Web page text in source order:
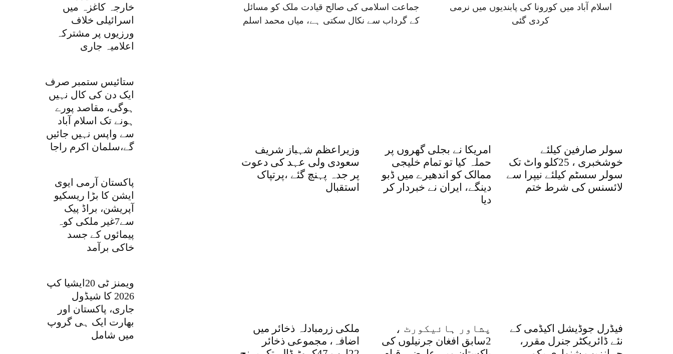
خارجہ کاغزہ میں
اسرائیلی خلاف
ورزیوں پر مشترکہ
اعلامیہ جاری
ستائیس ستمبر صرف
ایک دن کی کال نہیں
ہوگی، مقاصد پورے
ہونے تک اسلام آباد
سے واپس نہیں جائیں
گے،سلمان اکرم راجا
پاکستان آرمی ایوی
ایشن کا بڑا ریسکیو
آپریشن، براڈ پیک
سے7غیر ملکی کوہ
پیمائوں کے جسد
خاکی برآمد
ویمنز ٹی 20ایشیا کپ
2026 کا شیڈول
جاری، پاکستان اور
بھارت ایک ہی گروپ
میں شامل
جماعت اسلامی کی صالح قیادت ملک کو مسائل
کے گرداب سے نکال سکتی ہے، میاں محمد اسلم
اسلام آباد میں کورونا کی پابندیوں میں نرمی
کردی گئی
وزیراعظم شہباز شریف
سعودی ولی عہد کی دعوت
پر جدہ پہنچ گئے ،پرتپاک
استقبال
امریکا نے بجلی گھروں پر
حملہ کیا تو تمام خلیجی
ممالک کو اندھیرے میں ڈبو
دینگے، ایران نے خبردار کر
دیا
سولر صارفین کیلئے
خوشخبری ، 25کلو واٹ تک
سولر سسٹم کیلئے نیپرا سے
لائسنس کی شرط ختم
ملکی زرمبادلہ ذخائر میں
اضافہ، مجموعی ذخائر
پشاور ہائیکورٹ ،
2سابق افغان جرنیلوں کی
فیڈرل جوڈیشل اکیڈمی کے
نئے ڈائریکٹر جنرل مقرر،